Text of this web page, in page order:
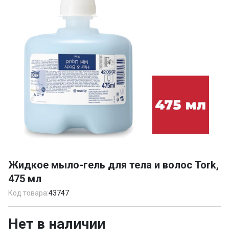
of
1
Жидкое мыло-гель для тела и волос Tork,
475 мл
Код товара:43747
Нет в наличии